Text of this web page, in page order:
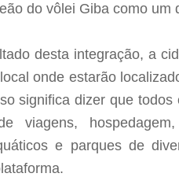
do vôlei Giba como um
desta integração, a
onde estarão
significa dizer que
viagens,
e parques de